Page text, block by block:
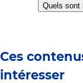
Quels sont
Ces
intéresser